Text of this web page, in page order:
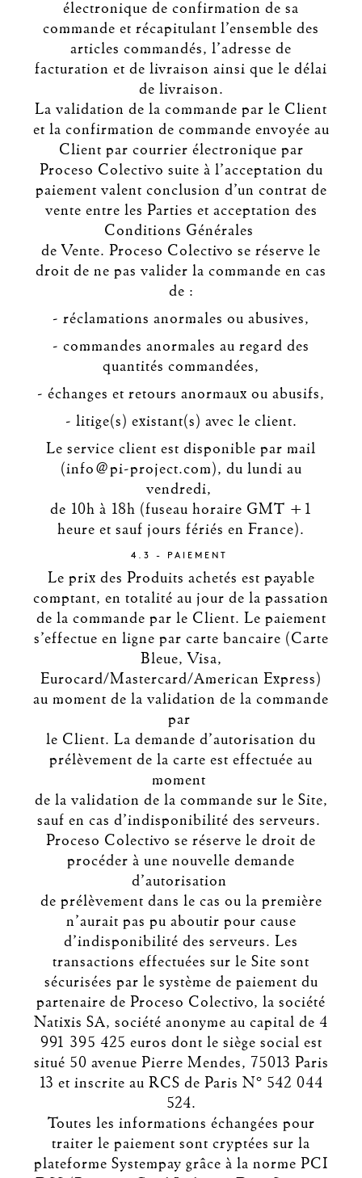
électronique de confirmation de sa
commande et récapitulant l’ensemble des
articles commandés, l’adresse de
facturation et de livraison ainsi que le délai
de livraison.
La validation de la commande par le Client
et la confirmation de commande envoyée au
Client par courrier électronique par
Proceso Colectivo suite à l’acceptation du
paiement valent conclusion d’un contrat de
vente entre les Parties et acceptation des
Conditions Générales
de Vente. Proceso Colectivo se réserve le
droit de ne pas valider la commande en cas
de :
- réclamations anormales ou abusives,
- commandes anormales au regard des
quantités commandées,
- échanges et retours anormaux ou abusifs,
- litige(s) existant(s) avec le client.
Le service client est disponible par mail
(info@pi-project.com), du lundi au
vendredi,
de 10h à 18h (fuseau horaire GMT +1
heure et sauf jours fériés en France).
4.3 - PAIEMENT
Le prix des Produits achetés est payable
comptant, en totalité au jour de la passation
de la commande par le Client. Le paiement
s’effectue en ligne par carte bancaire (Carte
Bleue, Visa,
Eurocard/Mastercard/American Express)
au moment de la validation de la commande
par
le Client. La demande d’autorisation du
prélèvement de la carte est effectuée au
moment
de la validation de la commande sur le Site,
sauf en cas d’indisponibilité des serveurs.
Proceso Colectivo se réserve le droit de
procéder à une nouvelle demande
d’autorisation
de prélèvement dans le cas ou la première
n’aurait pas pu aboutir pour cause
d’indisponibilité des serveurs. Les
transactions effectuées sur le Site sont
sécurisées par le système de paiement du
partenaire de Proceso Colectivo, la société
Natixis SA, société anonyme au capital de 4
991 395 425 euros dont le siège social est
situé 50 avenue Pierre Mendes, 75013 Paris
13 et inscrite au RCS de Paris N° 542 044
524.
Toutes les informations échangées pour
traiter le paiement sont cryptées sur la
plateforme Systempay grâce à la norme PCI